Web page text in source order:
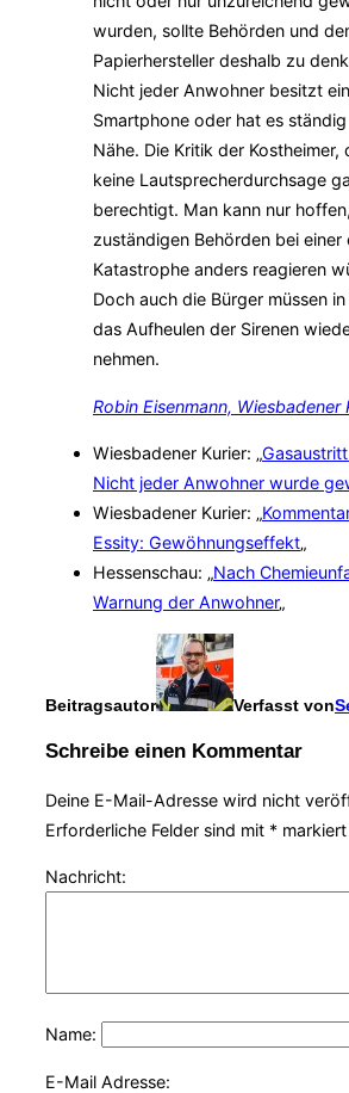
wurden, sollte Behörden und
Papierhersteller deshalb zu
Nicht jeder Anwohner besitzt ein
Smartphone oder hat es
Nähe. Die Kritik der Kostheimer,
keine Lautsprecherdurchsage
berechtigt. Man kann nur
zuständigen Behörden bei einer
Katastrophe anders reagieren
Doch auch die Bürger müssen
das Aufheulen der Sirenen
nehmen.
Robin Eisenmann, Wiesbadener
Wiesbadener Kurier: „
Nicht jeder Anwohner wurde
Wiesbadener Kurier: „
Essity: Gewöhnungseffekt„
Hessenschau: „Nach
Warnung der Anwohner„
Beitragsautor Verfasst von
Schreibe einen Kommentar
Deine E-Mail-Adresse wird nicht
Erforderliche Felder sind mit * markiert
Nachricht:
Name:
E-Mail Adresse: